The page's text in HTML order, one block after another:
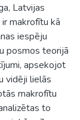
Latvijas
makrofītu kā
iespēju
posmos teorijā
apsekojot
vidēji lielās
makrofītu
to